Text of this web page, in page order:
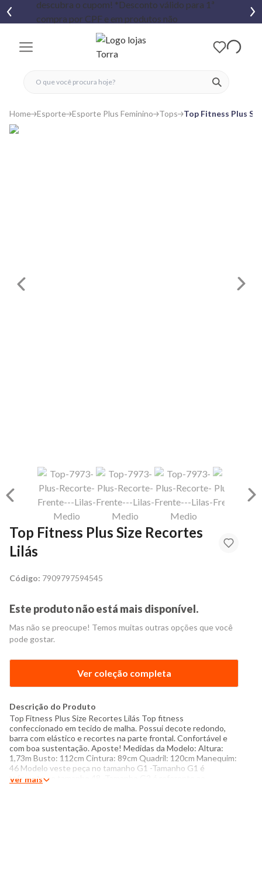
ver
fechar menu
fechar menu
favoritos
Home Esporte Esporte Plus Feminino Tops Top Fitness Plus
Top Fitness Plus Size Recortes
Lilás
Código: 7909797594545
Este produto não está mais disponível.
Mas não se preocupe! Temos muitas outras opções que você
pode gostar.
Ver coleção completa
Descrição do Produto
Top Fitness Plus Size Recortes Lilás Top fitness
confeccionado em tecido de malha. Possui decote redondo,
barra com elástico e recortes na parte frontal. Confortável e
com boa sustentação. Aposte! Medidas da Modelo: Altura:
1,73m Busto: 112cm Cintura: 89cm Quadril: 120cm Manequim:
46 Modelo veste peça no tamanho G1 -Tamanho G1 é
referente ao tamanho 48 -Tamanho G2 é referente ao
Ver mais